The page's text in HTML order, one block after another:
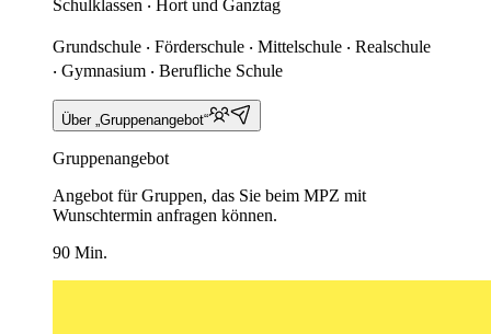
Schulklassen ‧ Hort und Ganztag
Grundschule ‧ Förderschule ‧ Mittelschule ‧ Realschule
‧ Gymnasium ‧ Berufliche Schule
Über „Gruppenangebot“
Gruppenangebot
Angebot für Gruppen, das Sie beim MPZ mit
Wunschtermin anfragen können.
90 Min.